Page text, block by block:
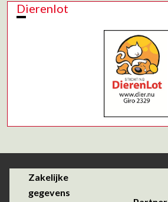
Dierenlot
Zakelijke
gegevens